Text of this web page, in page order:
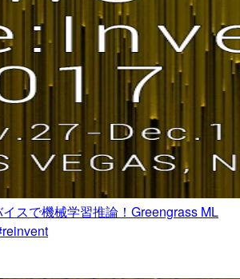
イスで機械学習推論！Greengrass ML